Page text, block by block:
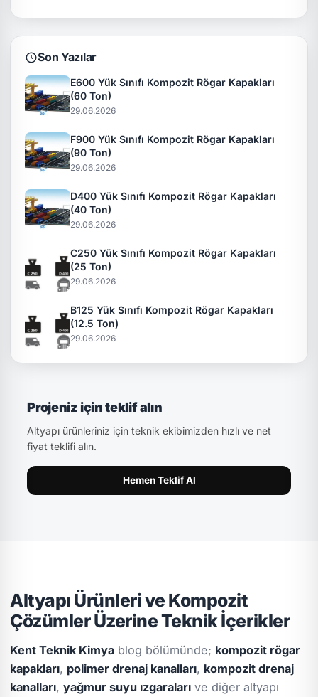
Son Yazılar
E600 Yük Sınıfı Kompozit Rögar Kapakları
(60 Ton)
29.06.2026
F900 Yük Sınıfı Kompozit Rögar Kapakları
(90 Ton)
29.06.2026
D400 Yük Sınıfı Kompozit Rögar Kapakları
(40 Ton)
29.06.2026
C250 Yük Sınıfı Kompozit Rögar Kapakları
(25 Ton)
29.06.2026
B125 Yük Sınıfı Kompozit Rögar Kapakları
(12.5 Ton)
29.06.2026
Projeniz için teklif alın
Altyapı ürünleriniz için teknik ekibimizden hızlı ve net
fiyat teklifi alın.
Hemen Teklif Al
Altyapı Ürünleri ve Kompozit
Çözümler Üzerine Teknik İçerikler
Kent Teknik Kimya blog bölümünde; kompozit rögar
kapakları, polimer drenaj kanalları, kompozit drenaj
kanalları,yağmur suyu ızgaraları ve diğer altyapı